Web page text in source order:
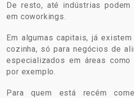
De resto, até indústrias
em coworkings.
Em algumas capitais, já
cozinha, só para negócios de
especializados em áreas como
por exemplo.
Para quem está recém